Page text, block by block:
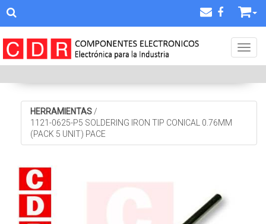
HERRAMIENTAS /
1121-0625-P5 SOLDERING IRON TIP CONICAL 0.76MM
(PACK 5 UNIT) PACE